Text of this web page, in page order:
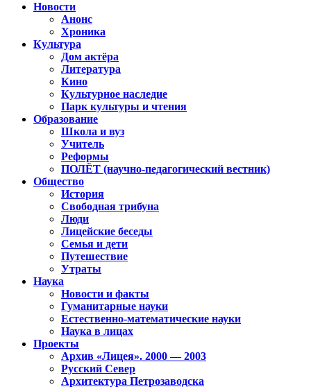
Новости
Анонс
Хроника
Культура
Дом актёра
Литература
Кино
Культурное наследие
Парк культуры и чтения
Образование
Школа и вуз
Учитель
Реформы
ПОЛЁТ (научно-педагогический вестник)
Общество
История
Свободная трибуна
Люди
Лицейские беседы
Семья и дети
Путешествие
Утраты
Наука
Новости и факты
Гуманитарные науки
Естественно-математические науки
Наука в лицах
Проекты
Архив «Лицея». 2000 — 2003
Русский Север
Архитектура Петрозаводска